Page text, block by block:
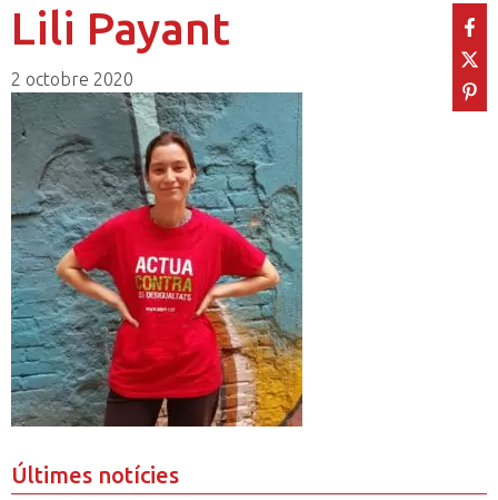
Lili Payant
2 octobre 2020
Últimes notícies